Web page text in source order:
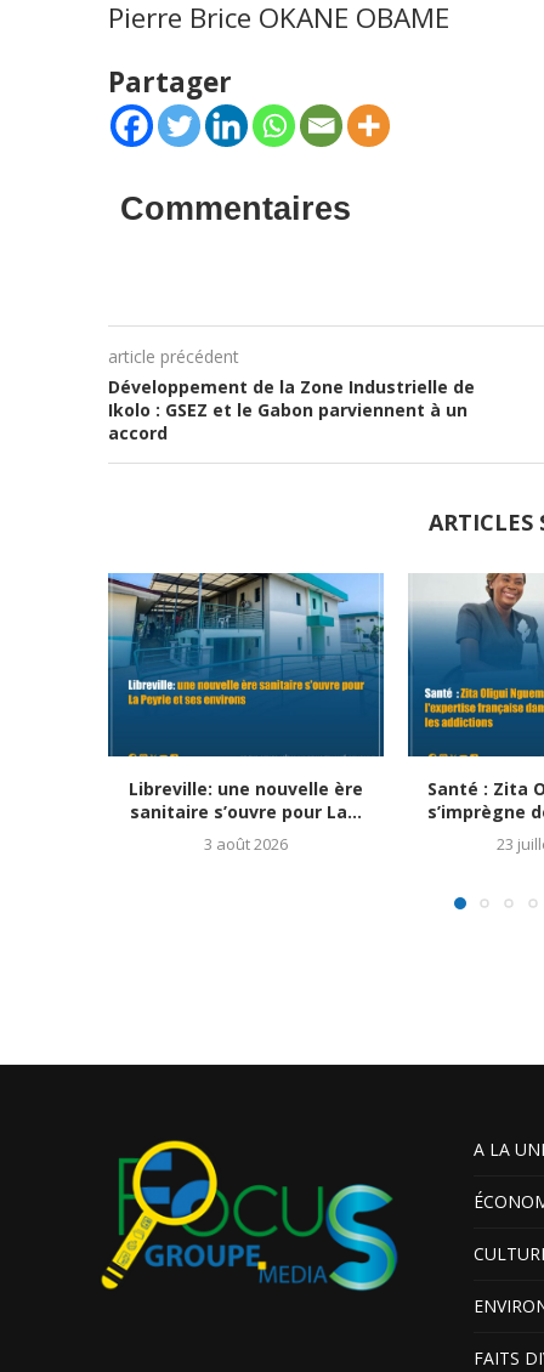
Pierre Brice OKANE OBAME
Partager
Commentaires
article précédent
Développement de la Zone Industrielle de
Ikolo : GSEZ et le Gabon parviennent à un
accord
ARTICLES
Libreville: une nouvelle ère
sanitaire s’ouvre pour La...
3 août 2026
Santé : Zita
s’imprègne
23
A LA
FAITS